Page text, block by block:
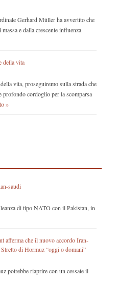
Gerhard Müller ha avvertito che
e dalla crescente influenza
della vita
vita, proseguiremo sulla strada che
cordoglio per la scomparsa
»
saudi
di tipo NATO con il Pakistan, in
afferma che il nuovo accordo Iran-
di Hormuz “oggi o domani”
potrebbe riaprire con un cessate il